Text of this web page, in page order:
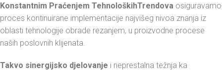
Konstantnim Praćenjem TehnološkihTrendova osiguravamo
proces kontinuirane implementacije najvišeg nivoa znanja iz
oblasti tehnologije obrade rezanjem, u proizvodne procese
naših poslovnih klijenata.
Takvo sinergijsko djelovanje i neprestalna težnja ka